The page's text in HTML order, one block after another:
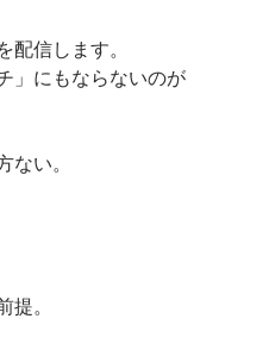
配信します。
」にもならないのが
ない。
提。